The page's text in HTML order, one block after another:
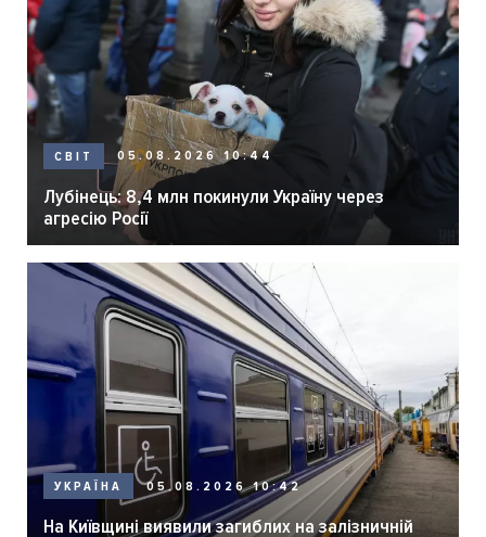
СВІТ 05.08.2026 10:44
Лубінець: 8,4 млн покинули Україну через
агресію Росії
УКРАЇНА 05.08.2026 10:42
На Київщині виявили загиблих на залізничній